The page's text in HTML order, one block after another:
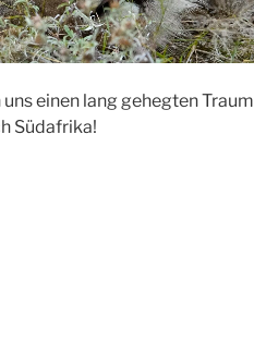
einen lang gehegten Traum
Südafrika!